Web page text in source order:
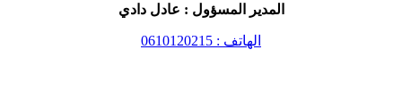
المدير المسؤول : عادل دادي
الهاتف : 0610120215